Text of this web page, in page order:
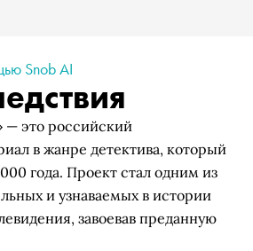
Snob AI
— это российский
в жанре детектива, который
года. Проект стал одним из
и узнаваемых в истории
завоевав преданную